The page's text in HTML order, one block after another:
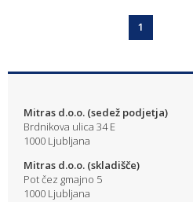
1
Mitras d.o.o. (sedež podjetja)
Brdnikova ulica 34 E
1000 Ljubljana
Mitras d.o.o. (skladišče)
Pot čez gmajno 5
1000 Ljubljana